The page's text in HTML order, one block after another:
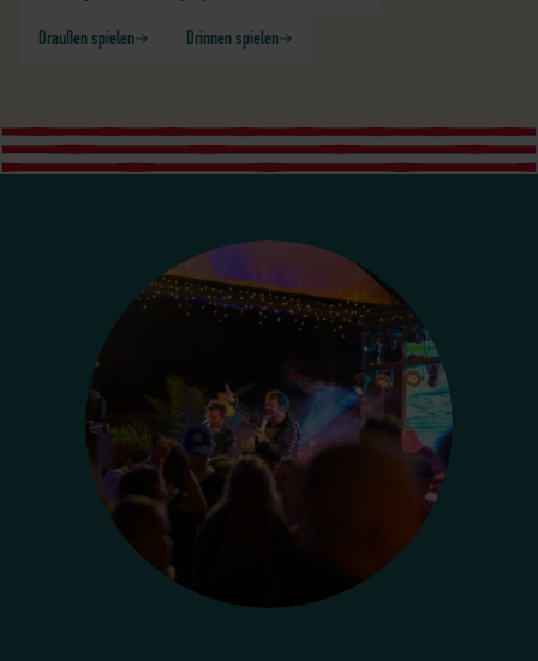
Draußen spielen Drinnen spielen